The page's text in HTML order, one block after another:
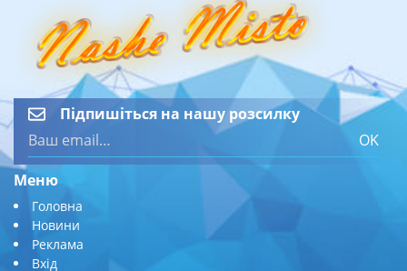
Підпишіться на нашу розсилку
OK
Меню
Головна
Новини
Реклама
Вхід